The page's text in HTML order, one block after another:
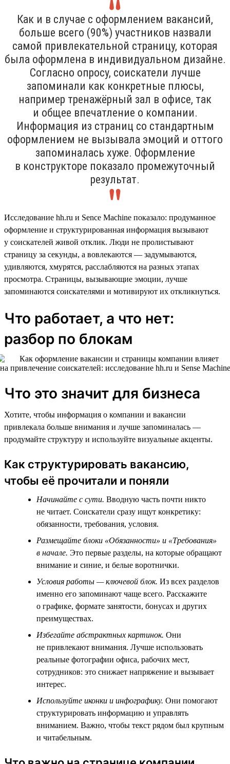
Как и в случае с оформлением вакансий,
больше всего (90%) участников назвали
самой привлекательной страницу, которая
была оформлена в индивидуальном дизайне.
Согласно опросу, соискатели лучше
запоминали как конкретные плюсы,
например тренажёрный зал в офисе, так
и общее впечатление о компании.
Информация из страниц со стандартным
оформлением не вызывала эмоций и оттого
запоминалась хуже. Оформление
в конструкторе показало промежуточный
результат.
Исследование hh.ru и Sence Machine показало: продуманное
оформление и структурированная информация вызывают
у соискателей живой отклик. Люди не пролистывают
страницу за секунды, а вовлекаются — задумываются,
удивляются, хмурятся, расслабляются на разных этапах
просмотра. Страницы, вызывающие эмоции, лучше
запоминаются соискателями и мотивируют их откликнуться.
Что работает, а что нет:
разбор по блокам
Что это значит для бизнеса
Хотите, чтобы информация о компании и вакансии
привлекала больше внимания и лучше запоминалась —
продумайте структуру и используйте визуальные акценты.
Как структурировать вакансию,
чтобы её прочитали и поняли
Начинайте с сути. Вводную часть почти никто
не читает. Соискатели сразу ищут конкретику:
обязанности, требования, условия.
Размещайте блоки «Обязанности» и «Требования»
в начале. Это первые разделы, на которые обращают
внимание и синие, и белые воротнички.
Условия работы — ключевой блок. Из всех разделов
именно его запоминают чаще всего. Расскажите
о графике, формате занятости, бонусах и других
преимуществах.
Избегайте абстрактных картинок. Они
не привлекают внимания. Лучше использовать
реальные фотографии офиса, рабочих мест,
сотрудников: это снижает напряжение и вызывает
интерес.
Используйте иконки и инфографику. Они помогают
структурировать информацию и управлять
вниманием. Важно, чтобы текст рядом был крупным
и читабельным.